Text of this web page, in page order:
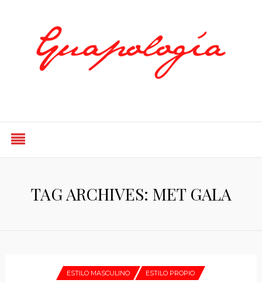
TAG ARCHIVES: MET GALA
ESTILO MASCULINO ESTILO PROPIO